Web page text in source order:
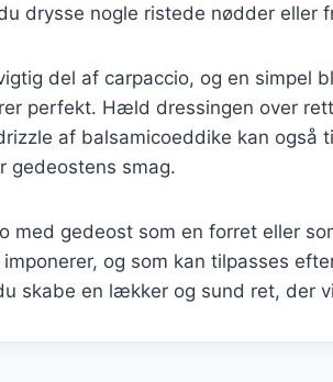
drysse nogle ristede nødder eller
del af carpaccio, og en simpel
perfekt. Hæld dressingen over
af balsamicoeddike kan også
gedeostens smag.
med gedeost som en forret eller
og som kan tilpasses
skabe en lækker og sund ret, der